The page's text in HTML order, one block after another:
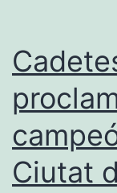
Ciutat